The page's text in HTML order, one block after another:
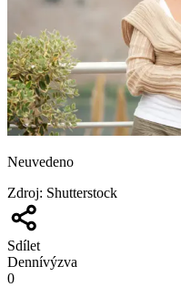
Neuvedeno
Zdroj: Shutterstock
Sdílet
Dennívýzva
0